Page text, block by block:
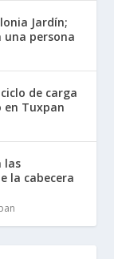
Jardín;
una persona
de carga
en Tuxpan
las
la cabecera